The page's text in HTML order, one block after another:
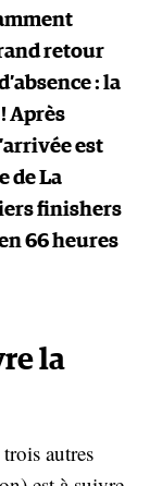
retour
: la
Après
est
de La
finishers
66 heures
la
autres